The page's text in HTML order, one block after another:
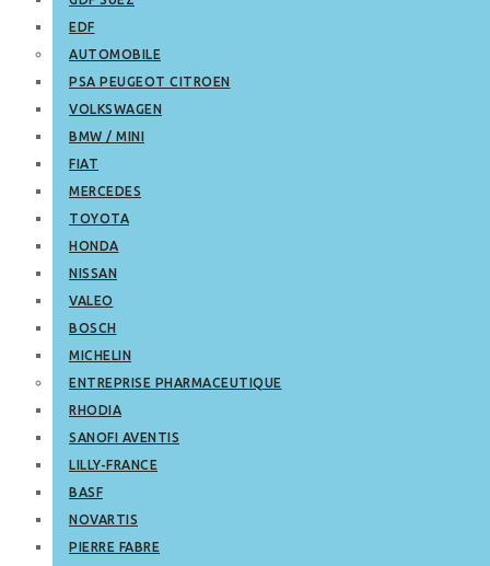
EDF
AUTOMOBILE
PSA PEUGEOT CITROEN
VOLKSWAGEN
BMW / MINI
FIAT
MERCEDES
TOYOTA
HONDA
NISSAN
VALEO
BOSCH
MICHELIN
ENTREPRISE PHARMACEUTIQUE
RHODIA
SANOFI AVENTIS
LILLY-FRANCE
BASF
NOVARTIS
PIERRE FABRE